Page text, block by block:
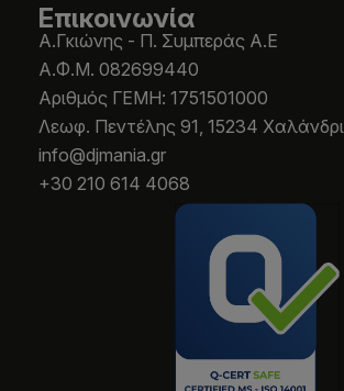
Επικοινωνία
Α.Γκιώνης - Π. Συμπεράς Α.Ε
Α.Φ.Μ. 082699440
Aριθμός ΓΕΜΗ: 1751501000
Λεωφ. Πεντέλης 91, 15234 Χαλάνδρι
info@djmania.gr
+30 210 614 4068